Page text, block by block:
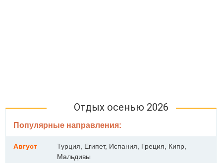
Отдых осенью 2026
Популярные направления:
Август
Турция, Египет, Испания, Греция, Кипр,
Мальдивы